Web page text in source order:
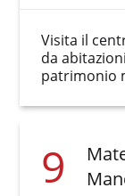
Visita il
da
patrimonio
9